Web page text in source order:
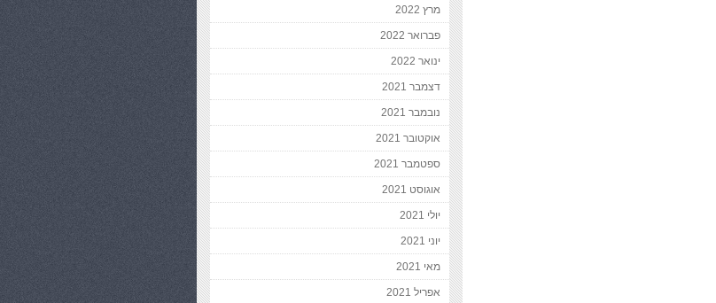
מרץ 2022
פברואר 2022
ינואר 2022
דצמבר 2021
נובמבר 2021
אוקטובר 2021
ספטמבר 2021
אוגוסט 2021
יולי 2021
יוני 2021
מאי 2021
אפריל 2021